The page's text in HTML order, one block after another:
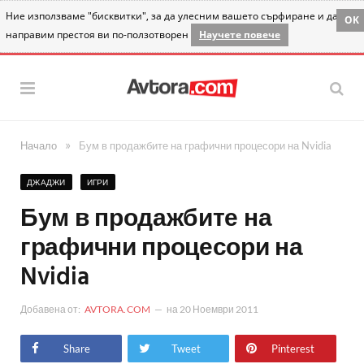
Ние използваме "бисквитки", за да улесним вашето сърфиране и да
направим престоя ви по-ползотворен
Научете повече
OK
Начало » Бум в продажбите на графични процесори на Nvidia
ДЖАДЖИ ИГРИ
Бум в продажбите на
графични процесори на
Nvidia
Добавена от: AVTORA.COM на 20 Ноември 2011
Share Tweet Pinterest